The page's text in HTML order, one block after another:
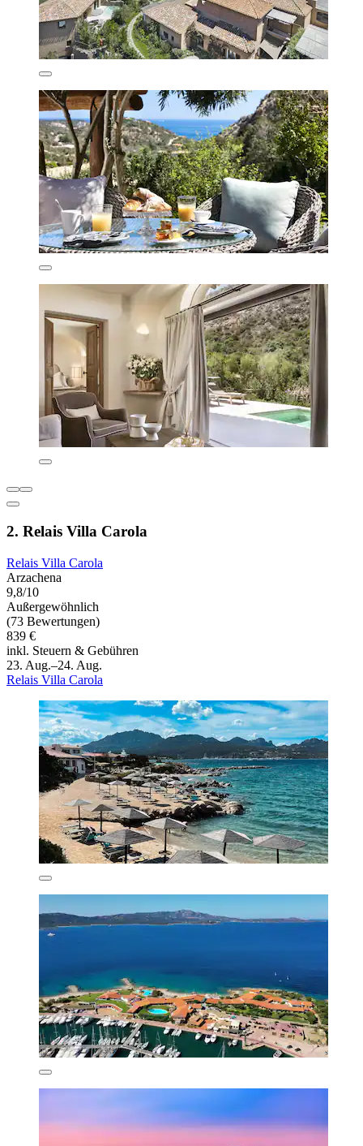
2. Relais Villa Carola
Relais Villa Carola
Arzachena
9,8/10
Außergewöhnlich
(73 Bewertungen)
839 €
inkl. Steuern & Gebühren
23. Aug.–24. Aug.
Relais Villa Carola